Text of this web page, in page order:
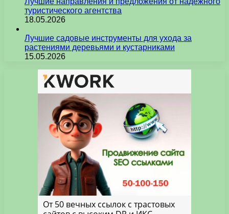
туристического агентства
18.05.2026
Лучшие садовые инструменты для ухода за
растениями деревьями и кустарниками
15.05.2026